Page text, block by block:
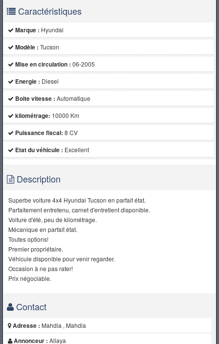
Caractéristiques
Marque : Hyundai
Modèle : Tucson
Mise en circulation : 06-2005
Energie : Diesel
Boite vitesse : Automatique
kilométrage: 10000 Km
Puissance fiscal: 8 CV
Etat du véhicule : Excellent
Description
Superbe voiture 4x4 Hyundai Tucson en parfait état.
Parfaitement entretenu, carnet d'entretient disponible.
Voiture d'été, peu de kilométrage.
Mécanique en parfait état.
Toutes options!
Premier propriétaire.
Véhicule disponible pour venir regarder.
Occasion à ne pas rater!
Prix négociable.
Contact
Adresse : Mahdia , Mahdia
Annonceur : Allaya